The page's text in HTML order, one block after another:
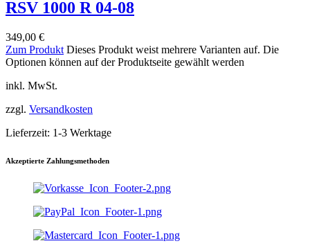
RSV 1000 R 04-08
349,00 €
Zum Produkt Dieses Produkt weist mehrere Varianten auf. Die
Optionen können auf der Produktseite gewählt werden
inkl. MwSt.
zzgl. Versandkosten
Lieferzeit: 1-3 Werktage
Akzeptierte Zahlungsmethoden